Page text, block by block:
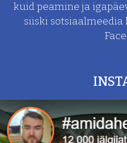
kuid peamine ja
siiski